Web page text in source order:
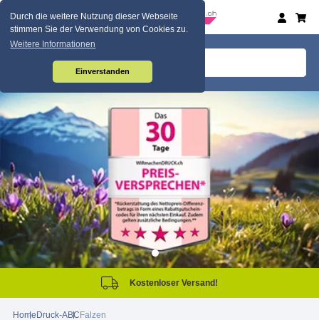
Durch die weitere Nutzung dieser Webseite
stimmen Sie der Verwendung von Cookies zu.
Weitere Informationen
Einverstanden
Kostenloser Versand!
Home Druck-ABC Falzen